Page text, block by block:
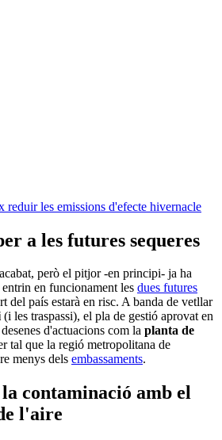
reduir les emissions d'efecte hivernacle
a les futures sequeres
però el pitjor -en principi- ja ha
en funcionament les dues futures
del país estarà en risc. A banda de vetllar
(i les traspassi), el pla de gestió aprovat en
d'actuacions com la planta de
tal que la regió metropolitana de
menys dels embassaments.
contaminació amb el
l'aire